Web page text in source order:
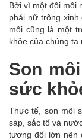
Bởi vì một đôi môi
phái nữ trông
môi cũng là một
khỏe của chúng ta
Son
sức
Thực tế, son môi
sáp, sắc tố và
tương đối lớn nên